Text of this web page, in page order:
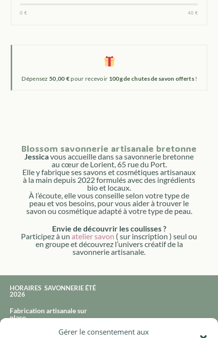
Gérer le consentement aux
0 € 40 €
Dépensez50,00 €pour recevoir 100g de chutes de savon offerts !
Blossom savonnerie artisanale bretonne
Jessicavous accueille dans sa savonnerie bretonne
au cœur de Lorient, 65 rue du Port.
Elle y fabrique ses savons et cosmétiques artisanaux
à la main depuis 2022 formulés avec des ingrédients
bio et locaux.
À l’écoute, elle vous conseille selon votre type de
peau et vos besoins, pour vous aider à trouver le
savon ou cosmétique adapté à votre type de peau.
Envie de découvrir les coulisses ?
Participez à un atelier savon ( sur inscription ) seul ou
en groupe et découvrez l’univers créatif de la
savonnerie artisanale.
HORAIRES SAVONNERIE ÉTÉ
2026
Fabrication artisanale sur
place
65 rue du port à Lorient